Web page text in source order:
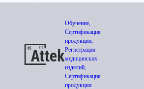
Обучение,
Сертификация
продукции,
Регистрация
медицинских
изделий,
Сертификация
продукции